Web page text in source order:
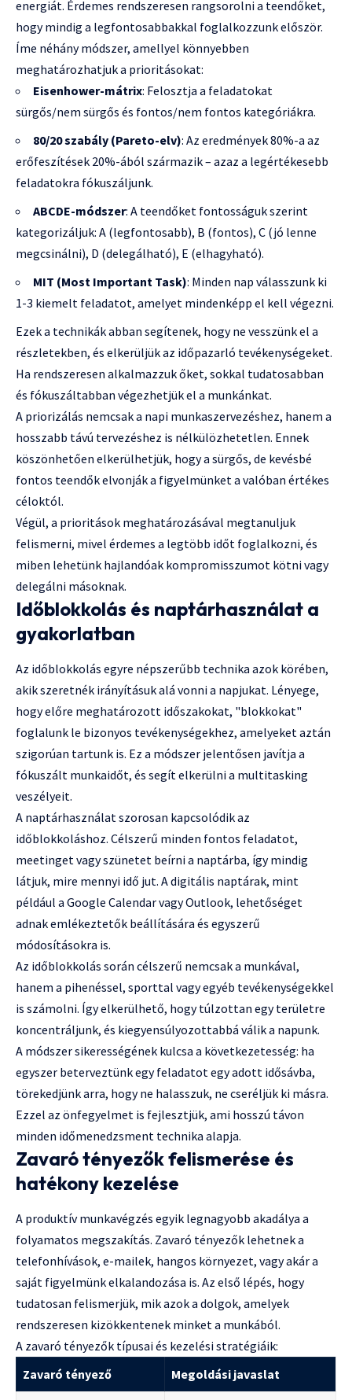
energiát. Érdemes rendszeresen rangsorolni a teendőket,
hogy mindig a legfontosabbakkal foglalkozzunk először.
Íme néhány módszer, amellyel könnyebben
meghatározhatjuk a prioritásokat:
Eisenhower-mátrix: Felosztja a feladatokat
sürgős/nem sürgős és fontos/nem fontos kategóriákra.
80/20 szabály (Pareto-elv): Az eredmények 80%-a az
erőfeszítések 20%-ából származik – azaz a legértékesebb
feladatokra fókuszáljunk.
ABCDE-módszer: A teendőket fontosságuk szerint
kategorizáljuk: A (legfontosabb), B (fontos), C (jó lenne
megcsinálni), D (delegálható), E (elhagyható).
MIT (Most Important Task): Minden nap válasszunk ki
1-3 kiemelt feladatot, amelyet mindenképp el kell végezni.
Ezek a technikák abban segítenek, hogy ne vesszünk el a
részletekben, és elkerüljük az időpazarló tevékenységeket.
Ha rendszeresen alkalmazzuk őket, sokkal tudatosabban
és fókuszáltabban végezhetjük el a munkánkat.
A priorizálás nemcsak a napi munkaszervezéshez, hanem a
hosszabb távú tervezéshez is nélkülözhetetlen. Ennek
köszönhetően elkerülhetjük, hogy a sürgős, de kevésbé
fontos teendők elvonják a figyelmünket a valóban értékes
céloktól.
Végül, a prioritások meghatározásával megtanuljuk
felismerni, mivel érdemes a legtöbb időt foglalkozni, és
miben lehetünk hajlandóak kompromisszumot kötni vagy
delegálni másoknak.
Időblokkolás és naptárhasználat a
gyakorlatban
Az időblokkolás egyre népszerűbb technika azok körében,
akik szeretnék irányításuk alá vonni a napjukat. Lényege,
hogy előre meghatározott időszakokat, "blokkokat"
foglalunk le bizonyos tevékenységekhez, amelyeket aztán
szigorúan tartunk is. Ez a módszer jelentősen javítja a
fókuszált munkaidőt, és segít elkerülni a multitasking
veszélyeit.
A naptárhasználat szorosan kapcsolódik az
időblokkoláshoz. Célszerű minden fontos feladatot,
meetinget vagy szünetet beírni a naptárba, így mindig
látjuk, mire mennyi idő jut. A digitális naptárak, mint
például a Google Calendar vagy Outlook, lehetőséget
adnak emlékeztetők beállítására és egyszerű
módosításokra is.
Az időblokkolás során célszerű nemcsak a munkával,
hanem a pihenéssel, sporttal vagy egyéb tevékenységekkel
is számolni. Így elkerülhető, hogy túlzottan egy területre
koncentráljunk, és kiegyensúlyozottabbá válik a napunk.
A módszer sikerességének kulcsa a következetesség: ha
egyszer beterveztünk egy feladatot egy adott idősávba,
törekedjünk arra, hogy ne halasszuk, ne cseréljük ki másra.
Ezzel az önfegyelmet is fejlesztjük, ami hosszú távon
minden időmenedzsment technika alapja.
Zavaró tényezők felismerése és
hatékony kezelése
A produktív munkavégzés egyik legnagyobb akadálya a
folyamatos megszakítás. Zavaró tényezők lehetnek a
telefonhívások, e-mailek, hangos környezet, vagy akár a
saját figyelmünk elkalandozása is. Az első lépés, hogy
tudatosan felismerjük, mik azok a dolgok, amelyek
rendszeresen kizökkentenek minket a munkából.
A zavaró tényezők típusai és kezelési stratégiáik:
Zavaró tényező
Megoldási javaslat